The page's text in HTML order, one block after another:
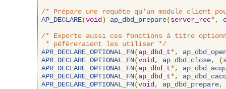
/* Prépare une requête qu'un module client
AP_DECLARE(void ) ap_dbd_prepare(server_rec*,
/* Exporte aussi ces fonctions à titre
* péfèreraient les utiliser */
APR_DECLARE_OPTIONAL_FN(ap_dbd_t*,
APR_DECLARE_OPTIONAL_FN(void , ap_dbd_close, (
APR_DECLARE_OPTIONAL_FN(ap_dbd_t*,
APR_DECLARE_OPTIONAL_FN(ap_dbd_t*,
APR_DECLARE_OPTIONAL_FN(void , ap_dbd_prepare,